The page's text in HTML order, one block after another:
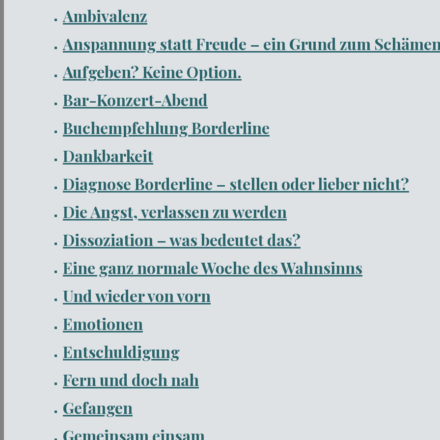
Ambivalenz
Anspannung statt Freude – ein Grund zum
Aufgeben? Keine Option.
Bar-Konzert-Abend
Buchempfehlung Borderline
Dankbarkeit
Diagnose Borderline – stellen oder lieber nicht?
Die Angst, verlassen zu werden
Dissoziation – was bedeutet das?
Eine ganz normale Woche des Wahnsinns
Und wieder von vorn
Emotionen
Entschuldigung
Fern und doch nah
Gefangen
Gemeinsam einsam